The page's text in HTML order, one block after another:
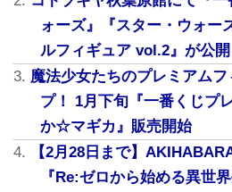
ォーズ』『スター・ウォー
ルフィギュア vol.2』が公開
魔法少女たちのプレミアム
プ！ 1月下旬『一番くじプ
か☆マギカ』販売開始
【2月28日まで】
『Re:ゼロから始める異世